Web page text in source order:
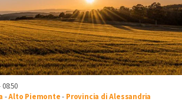
-Alto Piemonte- Provincia di Alessandria